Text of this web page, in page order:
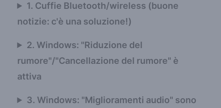
1. Cuffie Bluetooth/wireless (buone
notizie: c'è una soluzione!)
2. Windows: "Riduzione del
rumore"/"Cancellazione del rumore" è
attiva
3. Windows: "Miglioramenti audio" sono